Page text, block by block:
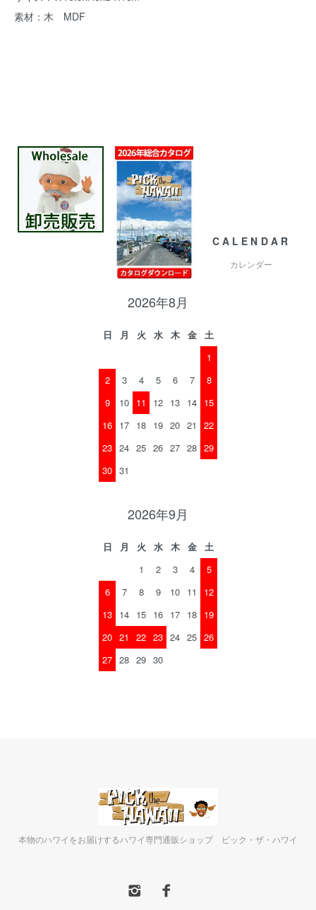
素材：木 MDF
CALENDAR
カレンダー
2026年8月
日 月 火 水 木 金
土
1
2
3 4 5 6 7
8
9
10 11 12 13 14 15
16 17 18 19 20 21
22
23 24 25 26 27 28 29
30 31
2026年9月
日 月 火 水 木 金
土
1
2 3 4
5
6
7 8 9 10 11
12
13 14 15 16 17 18 19
20 21 22 23 24 25 26
27 28 29 30
本物のハワイをお届けするハワイ専門通販ショップ ピック・ザ・ハワイ